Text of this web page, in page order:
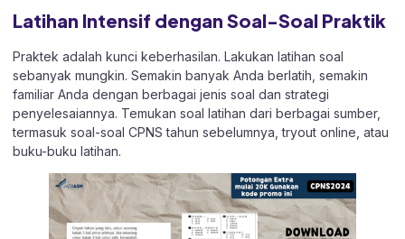
Latihan Intensif dengan Soal-Soal Praktik
Praktek adalah kunci keberhasilan. Lakukan latihan soal
sebanyak mungkin. Semakin banyak Anda berlatih, semakin
familiar Anda dengan berbagai jenis soal dan strategi
penyelesaiannya. Temukan soal latihan dari berbagai sumber,
termasuk soal-soal CPNS tahun sebelumnya, tryout online, atau
buku-buku latihan.